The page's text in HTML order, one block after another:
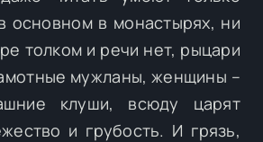
основном в монастырях, ни
толком и речи нет, рыцари
мужланы, женщины –
клуши, всюду царят
и грубость. И грязь,